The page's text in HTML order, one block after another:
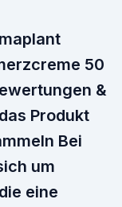
50
&
Produkt
Bei
um
eine